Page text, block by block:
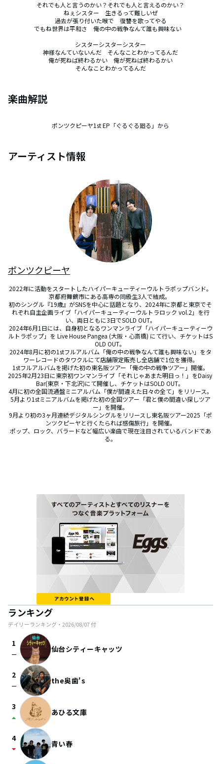
それでも人と言うのかい？それでも人と言えるのかい？
ねぇシスター　生きるって難しいぜ
過去が張り付いた喉で　復讐を歌ってやる
でもね世界は平和さ　俺の中の戦争なんて誰も興味ない
シスターシスターシスター
神様なんていないんだ　そんなことわかってるんだ
俺が死ねば終わるかい　俺が死ねば終わるかい
そんなことわかってるんだ
楽曲解説
ポンツクピーヤ1st EP「ぐるぐる廻る」から
アーティスト情報
ポンツクピーヤ
2022年に活動をスタートしたハイパーキューティーウルトラポップバンド。
京都府舞鶴市にある高専の同級生3人で結成。
初のシングル『19歳』がSNSを中心に話題となり、2024年に京都と東京でそ
れぞれ自主企画ライブ「ハイパーキューティーウルトラロック vol.2」を行
い、両日ともに3日でSOLD OUT。
2024年6月1日には、自身初となるワンマンライブ「ハイパーキューティーウ
ルトラポップ」を Live House Pangea (大阪・心斎橋) にて行い、チケットはS
OLD OUT。
2024年8月に初の1stフルアルバム「俺の中の戦争なんて誰も興味ない」をタ
ワーレコードのタワクルにて店舗限定販売し全店舗で1位を獲得。
1stフルアルバムを掲げた初の東名阪ツアー「俺の中の戦争ツアー」開催。
2025年2月23日に東京初ワンマンライブ「それじゃあまた明日っ！」をDaisy
Bar(東京・下北沢)にて開催し、チケットはSOLD OUT。
4月に初の全国流通盤ミニアルバム「僕が間違えた日々の全て」をリリース。
5月より1stミニアルバムを掲げた初の全国ツアー「君と僕の間違い探しツア
ー」を開催。
9月より初の3ヶ月連続デジタルシングルをリリースし東名阪ツアー2025「ポ
ンツクピーヤと行くたられば感傷旅行」を開催。
ポップ、ロック、バラードなど幅広い楽曲で現在注目されているバンドであ
る。
ランキング
デイリーランキング・ 2026/08/07付
1
check_indeterminate_small 仙台シティーキャッツ
2
check_indeterminate_small the奥歯's
3
arrow_drop_up あひる文庫
4
arrow_drop_down 青い春